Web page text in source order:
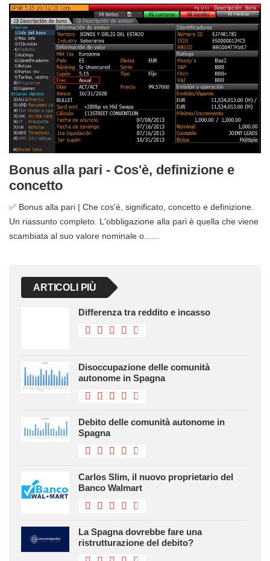
Bonus alla pari - Cos'è, definizione e
concetto
✅ Bonus alla pari | Che cos'è, significato, concetto e definizione.
Un riassunto completo. L'obbligazione alla pari è quella che viene
scambiata al suo valore nominale o...…
ARTICOLI PIÙ
Differenza tra reddito e incasso
Disoccupazione delle comunità
autonome in Spagna
Debito delle comunità autonome in
Spagna
Carlos Slim, il nuovo proprietario del
Banco Walmart
La Spagna dovrebbe fare una
ristrutturazione del debito?